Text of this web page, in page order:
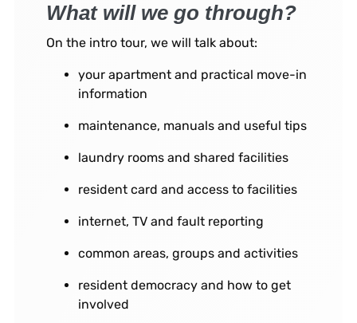
What will we go through?
On the intro tour, we will talk about:
your apartment and practical move-in
information
maintenance, manuals and useful tips
laundry rooms and shared facilities
resident card and access to facilities
internet, TV and fault reporting
common areas, groups and activities
resident democracy and how to get
involved